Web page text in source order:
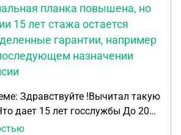
планка повышена, но
15 лет стажа остается
гарантии, например
назначении
Здравствуйте !Вычитал такую
дает 15 лет госслужбы До 2017
для назначения